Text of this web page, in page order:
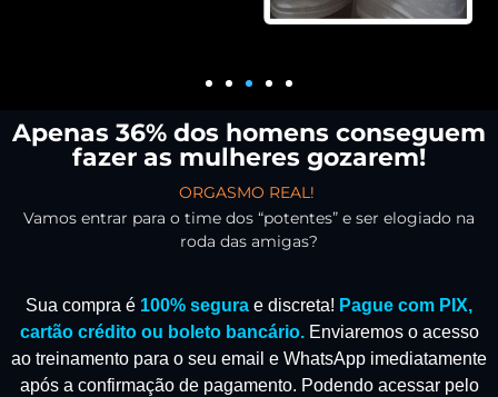
Apenas 36% dos homens conseguem
fazer as mulheres gozarem!
ORGASMO REAL!
Vamos entrar para o time dos “potentes” e ser elogiado na
roda das amigas?
Sua compra é 100% segura e discreta! Pague com PIX,
cartão crédito ou boleto bancário. Enviaremos o acesso
ao treinamento para o seu email e WhatsApp imediatamente
após a confirmação de pagamento. Podendo acessar pelo